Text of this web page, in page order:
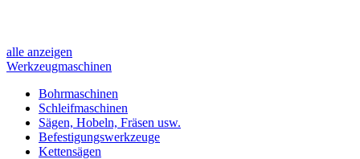
alle anzeigen
Werkzeugmaschinen
Bohrmaschinen
Schleifmaschinen
Sägen, Hobeln, Fräsen usw.
Befestigungswerkzeuge
Kettensägen